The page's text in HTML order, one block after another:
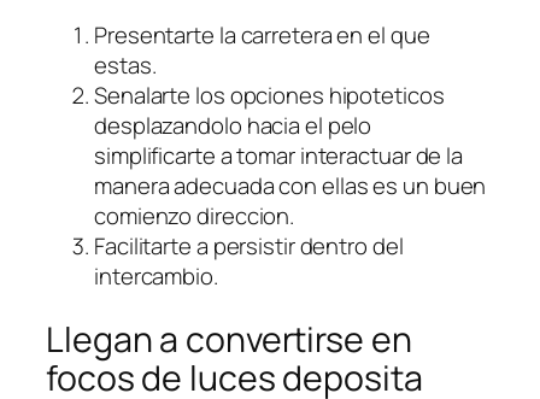
Presentarte la carretera en el que
estas.
Senalarte los opciones hipoteticos
desplazandolo hacia el pelo
simplificarte a tomar interactuar de la
manera adecuada con ellas es un buen
comienzo direccion.
Facilitarte a persistir dentro del
intercambio.
Llegan a convertirse en
focos de luces deposita